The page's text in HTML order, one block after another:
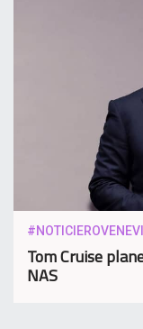
Tom Cruise
NAS